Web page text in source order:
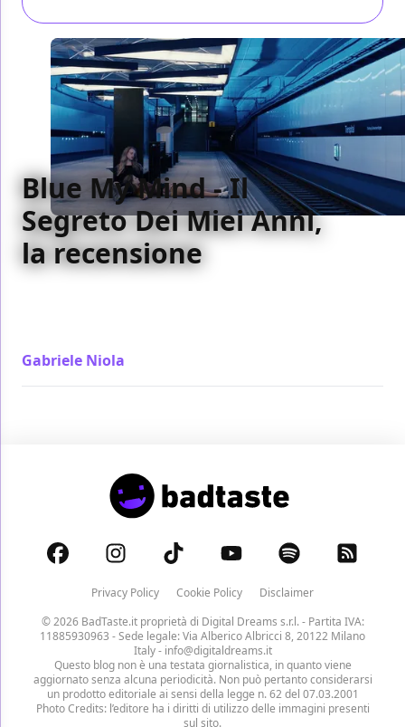
Blue My Mind - Il
Segreto Dei Miei Anni,
la recensione
Gabriele Niola
Privacy Policy Cookie Policy
Disclaimer
© 2026 BadTaste.it proprietà di Digital Dreams s.r.l.- Partita IVA:
11885930963 - Sede legale: Via Alberico Albricci 8, 20122 Milano
Italy - info@digitaldreams.it
Questo blog non è una testata giornalistica, in quanto viene
aggiornato senza alcuna periodicità. Non può pertanto considerarsi
un prodotto editoriale ai sensi della legge n. 62 del 07.03.2001
Photo Credits: l’editore ha i diritti di utilizzo delle immagini presenti
sul sito.